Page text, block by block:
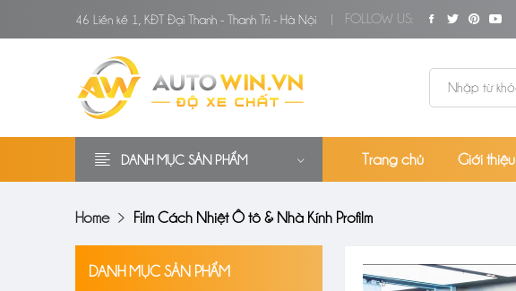
46 Liền kề 1, KĐT Đại Thanh - Thanh Trì - Hà Nội FOLLOW US:
DANH MỤC SẢN PHẨM Trang chủ Giới thiệu
Home Film Cách Nhiệt Ô tô & Nhà Kính Profilm
DANH MỤC SẢN PHẨM